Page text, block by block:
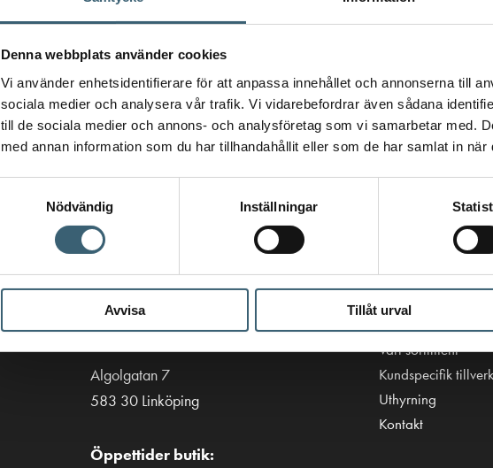
Denna webbplats använder cookies
Vi använder enhetsidentifierare för att anpassa innehållet och annonserna till
sociala medier och analysera vår trafik. Vi vidarebefordrar även sådana
till de sociala medier och annons- och analysföretag som vi samarbetar med.
med annan information som du har tillhandahållit eller som de har samlat in
Nödvändig
Inställningar
Avvisa Tillåt urval
Kontakt
013-39 30 90
info@alvestadtanken.se
Algolgatan 7
583 30 Linköping
Öppettider butik:
Viktiga länkar
Vårt sortiment
Kundspecifik
Uthyrning
Kontakt